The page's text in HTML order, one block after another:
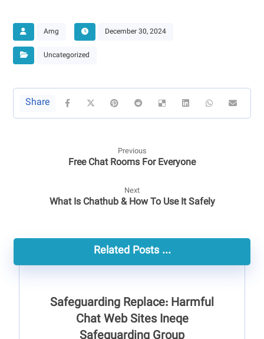
Amg December 30, 2024
Uncategorized
Previous
Free Chat Rooms For Everyone
Next
What Is Chathub & How To Use It Safely
Related Posts ...
Safeguarding Replace: Harmful
Chat Web Sites Ineqe